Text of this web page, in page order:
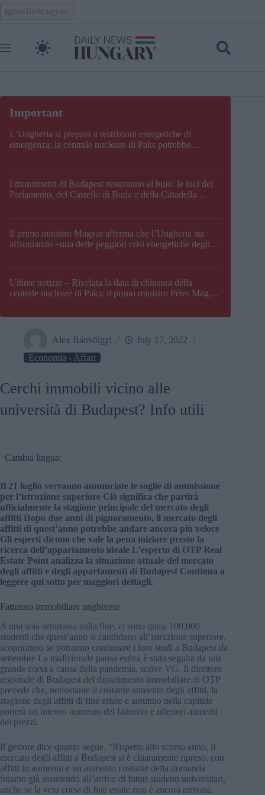
Skip
to
content
HelloMagyar
L’Ungheria si prepara a restrizioni energetiche di
emergenza; la centrale nucleare di Paks potrebbe
I monumenti di Budapest resteranno al buio: le luci del
Parlamento, del Castello di Buda e della Cittadella
Il primo ministro Magyar afferma che l’Ungheria sta
affrontando «una delle peggiori crisi energetiche degli
Ultime notizie – Rivelata la data di chiusura della
centrale nucleare di Paks; il primo ministro Péter Magyar
Alex Bánvölgyi
July 17, 2022
Economia - Affari
Cerchi immobili vicino alle
università di Budapest? Info utili
Cambia lingua:
Il 21 luglio verranno annunciate le soglie di ammissione
per l’istruzione superiore Ciò significa che partirà
ufficialmente la stagione principale del mercato degli
affitti Dopo due anni di pignoramento, il mercato degli
affitti di quest’anno potrebbe andare ancora più veloce
Gli esperti dicono che vale la pena iniziare presto la
ricerca dell’appartamento ideale L’esperto di OTP Real
Estate Point analizza la situazione attuale del mercato
degli affitti e degli appartamenti di Budapest Continua a
leggere qui sotto per maggiori dettagli.
Fatturato immobiliare ungherese
A una sola settimana dalla fine, ci sono quasi 100.000
studenti che quest’anno si candidano all’istruzione superiore,
scopriranno se potranno continuare i loro studi a Budapest da
settembre La tradizionale pausa estiva è stata seguita da una
grande corsa a causa della pandemia, scrive VG. Il direttore
regionale di Budapest del dipartimento immobiliare di OTP
prevede che, nonostante il costante aumento degli affitti, la
stagione degli affitti di fine estate e autunno nella capitale
porterà un intenso aumento del fatturato e ulteriori aumenti
dei prezzi.
Il gestore dice quanto segue. “Rispetto allo scorso anno, il
mercato degli affitti a Budapest si è chiaramente ripreso, con
affitti in aumento e un aumento costante della domanda
Stiamo già assistendo all’arrivo di futuri studenti universitari,
anche se la vera corsa di fine estate non è ancora arrivata.